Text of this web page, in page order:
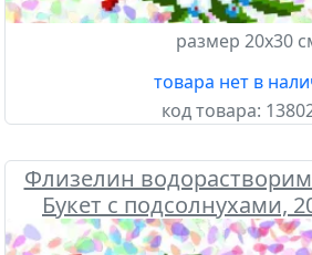
размер 20х30
товара нет в
код товара:
Флизелин
Букет с подсолнухами,
Confetti